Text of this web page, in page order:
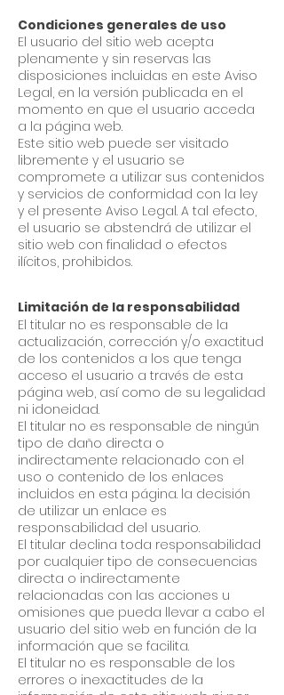
Condiciones generales de uso
El usuario del sitio web acepta
plenamente y sin reservas las
disposiciones incluidas en este Aviso
Legal, en la versión publicada en el
momento en que el usuario acceda
a la página web.
Este sitio web puede ser visitado
libremente y el usuario se
compromete a utilizar sus contenidos
y servicios de conformidad con la ley
y el presente Aviso Legal. A tal efecto,
el usuario se abstendrá de utilizar el
sitio web con finalidad o efectos
ilícitos, prohibidos.
Limitación de la responsabilidad
El titular no es responsable de la
actualización, corrección y/o exactitud
de los contenidos a los que tenga
acceso el usuario a través de esta
página web, así como de su legalidad
ni idoneidad.
El titular no es responsable de ningún
tipo de daño directa o
indirectamente relacionado con el
uso o contenido de los enlaces
incluidos en esta página. la decisión
de utilizar un enlace es
responsabilidad del usuario.
El titular declina toda responsabilidad
por cualquier tipo de consecuencias
directa o indirectamente
relacionadas con las acciones u
omisiones que pueda llevar a cabo el
usuario del sitio web en función de la
información que se facilita.
El titular no es responsable de los
errores o inexactitudes de la